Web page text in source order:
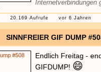
Internetverbindungen
20.169 Aufrufe vor 6 Jahren
SINNFREIER GIF DUMP
Endlich Freitag -
GIFDUMP! 😄